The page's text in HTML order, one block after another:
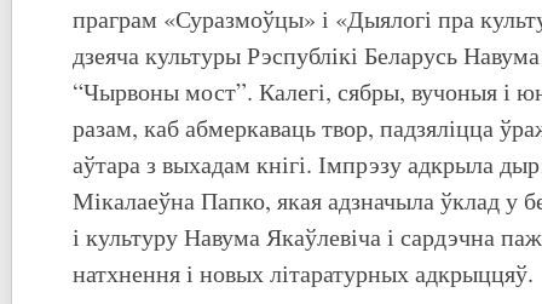
праграм «Суразмоўцы» і «Дыялогі пра
дзеяча культуры Рэспублікі Беларусь
“Чырвоны мост”. Калегі, сябры, вучоныя і
разам, каб абмеркаваць твор, падзяліцца
аўтара з выхадам кнігі. Імпрэзу адкрыла
Мікалаеўна Папко, якая адзначыла ўклад у
і культуру Навума Якаўлевіча і сардэчна
натхнення і новых літаратурных адкрыццяў.